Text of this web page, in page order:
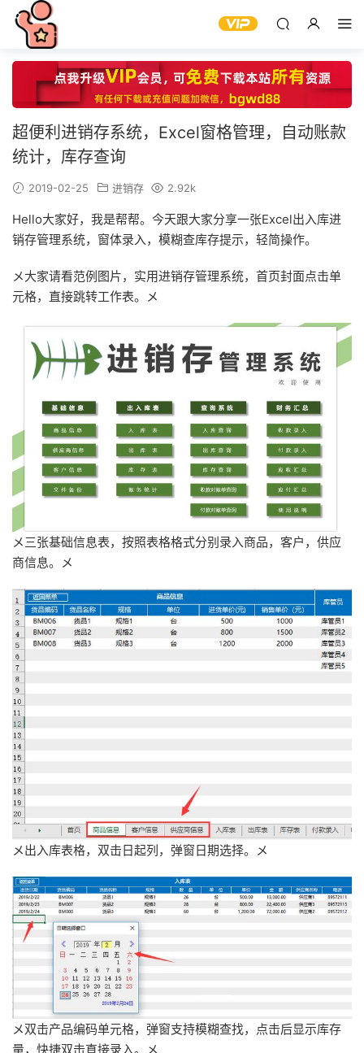
超便利进销存系统，Excel窗格管理，自动账款
统计，库存查询
2019-02-25 进销存 2.92k
Hello大家好，我是帮帮。今天跟大家分享一张Excel出入库进
销存管理系统，窗体录入，模糊查库存提示，轻简操作。
メ大家请看范例图片，实用进销存管理系统，首页封面点击单
元格，直接跳转工作表。メ
メ三张基础信息表，按照表格格式分别录入商品，客户，供应
商信息。メ
メ出入库表格，双击日起列，弹窗日期选择。メ
メ双击产品编码单元格，弹窗支持模糊查找，点击后显示库存
量，快捷双击直接录入。メ